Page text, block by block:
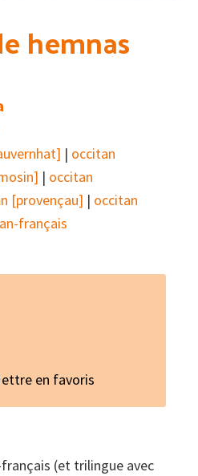
hemnas
| occitan
| occitan
[provençau] | occitan
français
en favoris
(et trilingue avec